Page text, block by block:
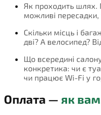
Як проходить шлях.
можливі пересадки,
Скільки місць і
дві? А велосипед?
Що всередині
конкретика: чи є
чи працює Wi-Fi у
Оплата — як